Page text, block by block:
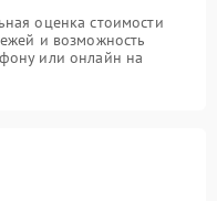
оценка стоимости
и возможность
или онлайн на